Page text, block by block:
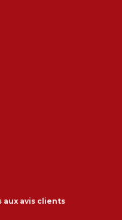
avis clients